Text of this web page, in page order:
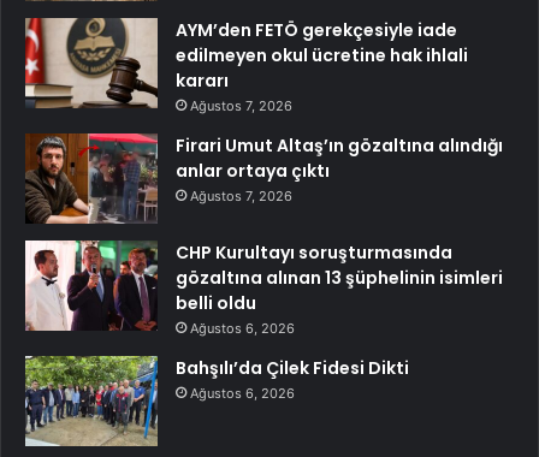
AYM’den FETÖ gerekçesiyle iade
edilmeyen okul ücretine hak ihlali
kararı
Ağustos 7, 2026
Firari Umut Altaş’ın gözaltına alındığı
anlar ortaya çıktı
Ağustos 7, 2026
CHP Kurultayı soruşturmasında
gözaltına alınan 13 şüphelinin isimleri
belli oldu
Ağustos 6, 2026
Bahşılı’da Çilek Fidesi Dikti
Ağustos 6, 2026